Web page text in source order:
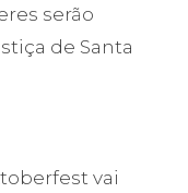
serão
de Santa
vai